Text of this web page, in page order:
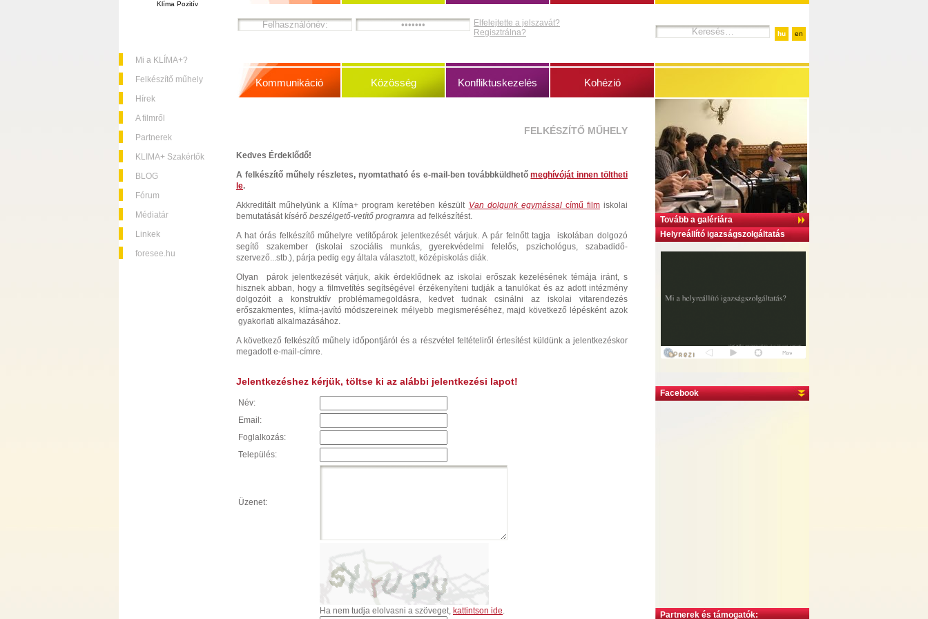
Klíma Pozitív
Mi a KLÍMA+?
Felkészítő műhely
Hírek
A filmről
Partnerek
KLIMA+ Szakértők
BLOG
Fórum
Médiatár
Linkek
foresee.hu
hu en
Tovább a galériára
Helyreállító igazságszolgáltatás
Facebook
Partnerek és támogatók:
Elfelejtette a jelszavát?
Regisztrálna?
Kommunikáció Közösség Konfliktuskezelés Kohézió
FELKÉSZÍTŐ MŰHELY
Kedves Érdeklődő!
A felkészítő műhely részletes, nyomtatható és e-mail-ben továbbküldhetőmeghívóját innen töltheti
le.
Akkreditált műhelyünk a Klíma+ program keretében készült Van dolgunk egymássalcímű filmiskolai
bemutatását kísérő beszélgető-vetítő programra ad felkészítést.
A hat órás felkészítő műhelyre vetítőpárok jelentkezését várjuk. A pár felnőtt tagja iskolában dolgozó
segítő szakember (iskolai szociális munkás, gyerekvédelmi felelős, pszichológus, szabadidő-
szervező...stb.), párja pedig egy általa választott, középiskolás diák.
Olyan párok jelentkezését várjuk, akik érdeklődnek az iskolai erőszak kezelésének témája iránt, s
hisznek abban, hogy a filmvetítés segítségével érzékenyíteni tudják a tanulókat és az adott intézmény
dolgozóit a konstruktív problémamegoldásra, kedvet tudnak csinálni az iskolai vitarendezés
erőszakmentes, klíma-javító módszereinek mélyebb megismeréséhez, majd következő lépésként azok
gyakorlati alkalmazásához.
A következő felkészítő műhely időpontjáról és a részvétel feltételiről értesítést küldünk a jelentkezéskor
megadott e-mail-címre.
Jelentkezéshez kérjük, töltse ki az alábbi jelentkezési lapot!
Név:
Email:
Foglalkozás:
Település:
Üzenet:
Ha nem tudja elolvasni a szöveget, kattintson ide.